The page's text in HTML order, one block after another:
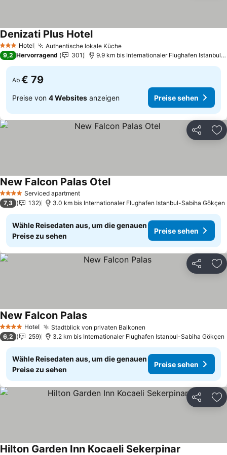
3 SterneHotel Authentische lokale KüchePreise sehen
Denizati Plus HotelPreise sehen
9,2 Hervorragend 301 9.9 km bis Internationaler Flughafen Istanbul-
Ab € 79
Preise von 4 Websites anzeigen Preise sehen
Teilen
4 Sterne Serviced apartment
New Falcon Palas OtelPreise sehen
7,3 132 3.0 km bis Internationaler Flughafen Istanbul-Sabiha Gökçen
Wähle Reisedaten aus, um die genauen
Preise zu sehen
Preise sehen
Teilen
4 Sterne Hotel Stadtblick von privaten Balkonen
New Falcon PalasPreise sehen
6,2 259 3.2 km bis Internationaler Flughafen Istanbul-Sabiha Gökçen
Wähle Reisedaten aus, um die genauen
Preise zu sehen
Preise sehen
Teilen
Hilton Garden Inn Kocaeli Sekerpinar